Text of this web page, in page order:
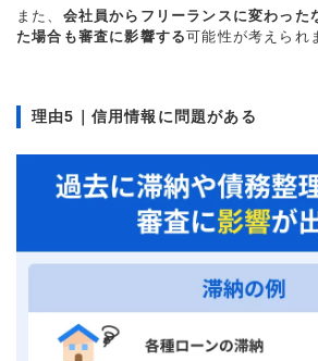
また、 会社員からフリーランスに変わった
た場合も審査に影響する可能性が考えられ
理由5｜信用情報に問題がある